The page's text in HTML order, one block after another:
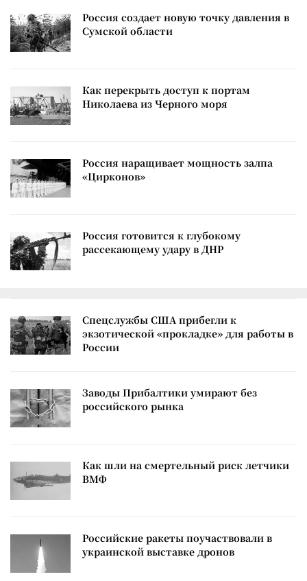
Россия создает новую точку давления в
Сумской области
Как перекрыть доступ к портам
Николаева из Черного моря
Россия наращивает мощность залпа
«Цирконов»
Россия готовится к глубокому
рассекающему удару в ДНР
Спецслужбы США прибегли к
экзотической «прокладке» для работы в
России
Заводы Прибалтики умирают без
российского рынка
Как шли на смертельный риск летчики
ВМФ
Российские ракеты поучаствовали в
украинской выставке дронов